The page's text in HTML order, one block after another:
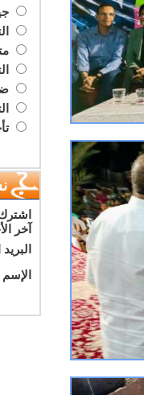
اشترك
آخر
البريد
اﻹسم :